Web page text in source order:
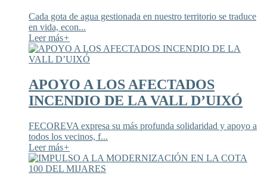
Cada gota de agua gestionada en nuestro territorio se traduce
en vida, econ...
Leer más+
APOYO A LOS AFECTADOS
INCENDIO DE LA VALL D’UIXÓ
FECOREVA expresa su más profunda solidaridad y apoyo a
todos los vecinos, f...
Leer más+